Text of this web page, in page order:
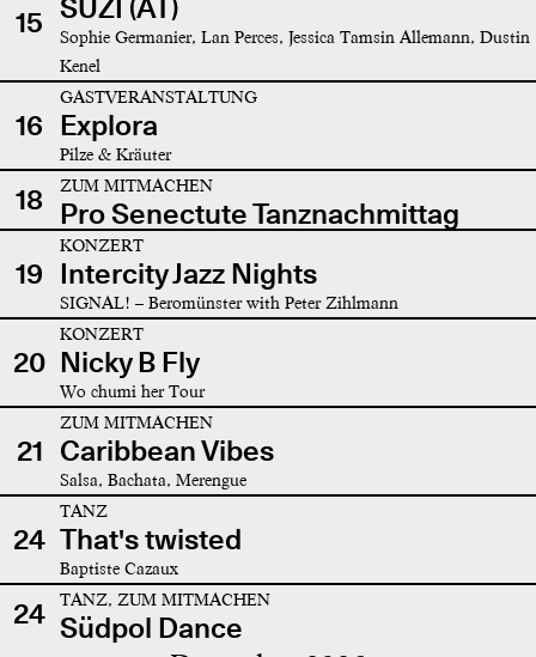
15 SUZI (AT)
Sophie Germanier, Lan Perces, Jessica Tamsin Allemann, Dustin
Kenel
16
GASTVERANSTALTUNG
Explora
Pilze & Kräuter
18 ZUM MITMACHEN
Pro Senectute Tanznachmittag
19
KONZERT
Intercity Jazz Nights
SIGNAL! – Beromünster with Peter Zihlmann
20
KONZERT
Nicky B Fly
Wo chumi her Tour
21
ZUM MITMACHEN
Caribbean Vibes
Salsa, Bachata, Merengue
24
TANZ
That's twisted
Baptiste Cazaux
24 TANZ, ZUM MITMACHEN
Südpol Dance